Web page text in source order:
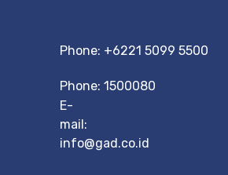
Phone: +6221 5099 5500
Phone: 1500080
E-
mail:
info@gad.co.id